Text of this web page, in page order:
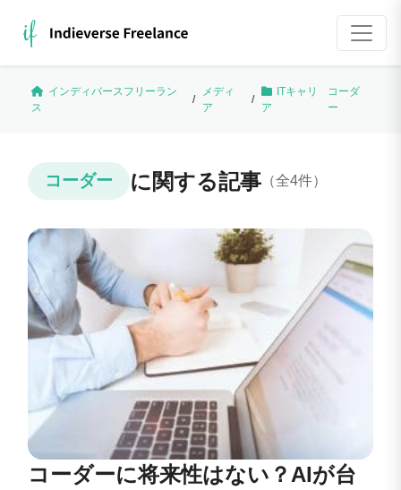
インディバースフリーラン
ス
/
メディ
ア
/
ITキャリ
ア
コーダ
ー
コーダー に関する記事 （全4件）
コーダーに将来性はない？AIが台